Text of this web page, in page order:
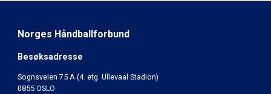
Norges Håndballforbund
Besøksadresse
Sognsveien 75 A (4. etg. Ullevaal Stadion)
0855 OSLO